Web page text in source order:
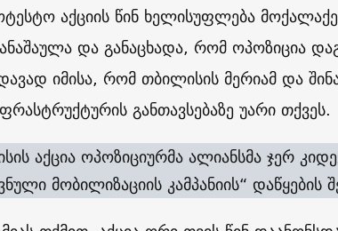
აქციის წინ ხელისუფლება
და განაცხადა, რომ ოპოზიცია
იმისა, რომ თბილისის მერიამ და
განთავსებაზე უარი თქვეს.
აქცია ოპოზიციურმა ალიანსმა ჯერ
მობილიზაციის კამპანიის“ დაწყების